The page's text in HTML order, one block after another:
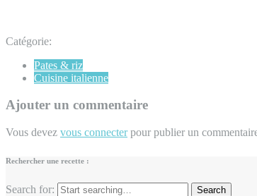
Catégorie:
Pates & riz
Cuisine italienne
Ajouter un commentaire
Vous devez vous connecterpour publier un
Rechercher une recette :
Search for: